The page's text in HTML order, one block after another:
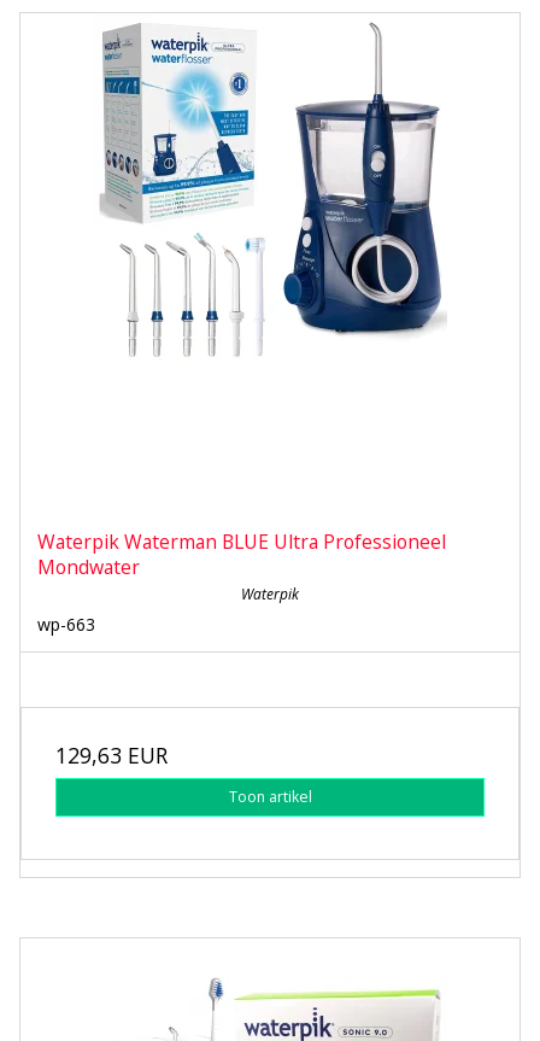
Waterpik Waterman BLUE Ultra Professioneel
Mondwater
Waterpik
wp-663
129,63 EUR
Toon artikel